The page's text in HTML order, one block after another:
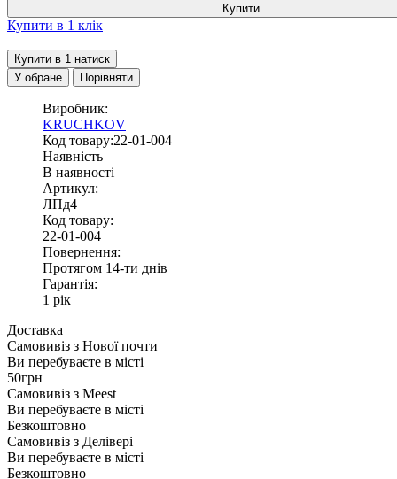
Купити
Купити в 1 клік
Купити в 1 натиск
У обране
Порівняти
Виробник:
KRUCHKOV
Код товару:22-01-004
Наявність
В наявності
Артикул:
ЛПд4
Код товару:
22-01-004
Повернення:
Протягом 14-ти днів
Гарантія:
1 рік
Доставка
Самовивіз з Нової почти
Ви перебуваєте в місті
50грн
Самовивіз з Meest
Ви перебуваєте в місті
Безкоштовно
Самовивіз з Делівері
Ви перебуваєте в місті
Безкоштовно